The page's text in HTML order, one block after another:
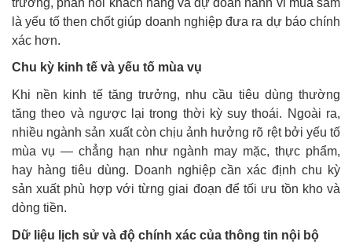
là yếu tố then chốt giúp doanh nghiệp đưa ra dự báo chính
xác hơn.
Chu kỳ kinh tế và yếu tố mùa vụ
Khi nền kinh tế tăng trưởng, nhu cầu tiêu dùng thường
tăng theo và ngược lại trong thời kỳ suy thoái. Ngoài ra,
nhiều ngành sản xuất còn chịu ảnh hưởng rõ rệt bởi yếu tố
mùa vụ — chẳng hạn như ngành may mặc, thực phẩm,
hay hàng tiêu dùng. Doanh nghiệp cần xác định chu kỳ
sản xuất phù hợp với từng giai đoạn để tối ưu tồn kho và
dòng tiền.
Dữ liệu lịch sử và độ chính xác của thông tin nội bộ